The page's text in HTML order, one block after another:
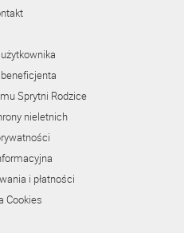
Sprytni Rodzice
nieletnich
i płatności
Cookies